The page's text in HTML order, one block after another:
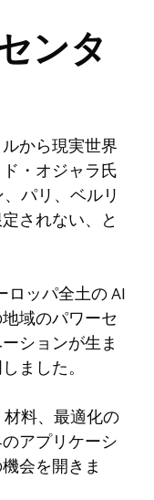
ンタ
から現実世界
・オジャラ氏
パリ、ベルリ
されない、と
ロッパ全土の AI
域のパワーセ
ションが生ま
ました。
料、最適化の
アプリケーシ
会を開きま